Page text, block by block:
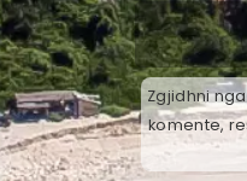
Zgjidhni
komente,